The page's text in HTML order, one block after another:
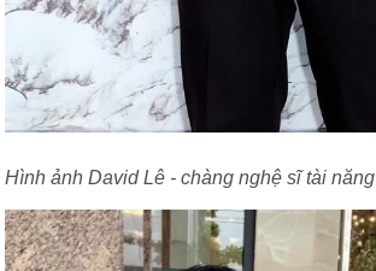
Hình ảnh David Lê - chàng nghệ sĩ tài năng